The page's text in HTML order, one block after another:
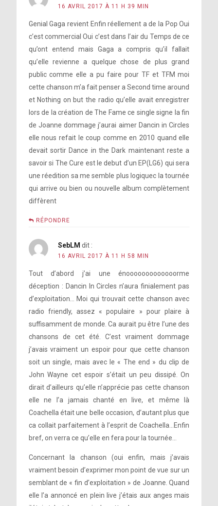
16 AVRIL 2017 À 11 H 39 MIN
Genial Gaga revient Enfin réellement a de la Pop Oui
c’est commercial Oui c’est dans l’air du Temps de ce
qu’ont entend mais Gaga a compris qu’il fallait
qu’elle revienne a quelque chose de plus grand
public comme elle a pu faire pour TF et TFM moi
cette chanson m’a fait penser a Second time around
et Nothing on but the radio qu’elle avait enregistrer
lors de la création de The Fame ce single signe la fin
de Joanne dommage j’aurai aimer Dancin in Circles
elle nous refait le coup comme en 2010 quand elle
devait sortir Dance in the Dark maintenant reste a
savoir si The Cure est le debut d’un EP(LG6) qui sera
une réedition sa me semble plus logiquec la tournée
qui arrive ou bien ou nouvelle album complètement
diffèrent
RÉPONDRE
SebLM dit :
16 AVRIL 2017 À 11 H 58 MIN
Tout d’abord j’ai une énooooooooooooorme
déception : Dancin In Circles n’aura finialement pas
d’exploitation… Moi qui trouvait cette chanson avec
radio friendly, assez « populaire » pour plaire à
suffisamment de monde. Ca aurait pu être l’une des
chansons de cet été. C’est vraiment dommage
j’avais vraiment un espoir pour que cette chanson
soit un single, mais avec le « The end » du clip de
John Wayne cet espoir s’était un peu dissipé. On
dirait d’ailleurs qu’elle n’apprécie pas cette chanson
elle ne l’a jamais chanté en live, et même là
Coachella était une belle occasion, d’autant plus que
ca collait parfaitement à l’esprit de Coachella…Enfin
bref, on verra ce qu’elle en fera pour la tournée…
Concernant la chanson (oui enfin, mais j’avais
vraiment besoin d’exprimer mon point de vue sur un
semblant de « fin d’exploitation » de Joanne. Quand
elle l’a annoncé en plein live j’étais aux anges mais